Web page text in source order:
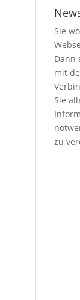
Sie
Dann
mit
Sie
zu